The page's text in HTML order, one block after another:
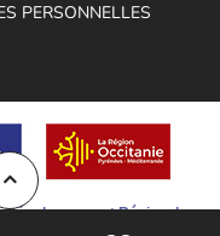
PERSONNELLES
Développement Régional